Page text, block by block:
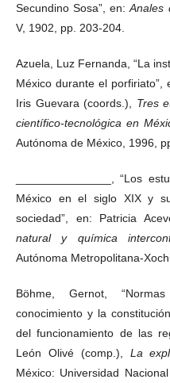
Secundino Sosa”, en:Anales
V, 1902, pp. 203-204.
Azuela, Luz Fernanda, “La
México durante el
Iris Guevara (coords.), Tres
científico-tecnológica en
Autónoma de México, 1996,
_______________, “Los
México en el siglo XIX y
sociedad”, en: Patricia
natural y química
Autónoma Metropolitana-
Böhme, Gernot,
conocimiento y la
del funcionamiento de las
León Olivé (comp.), La
México: Universidad